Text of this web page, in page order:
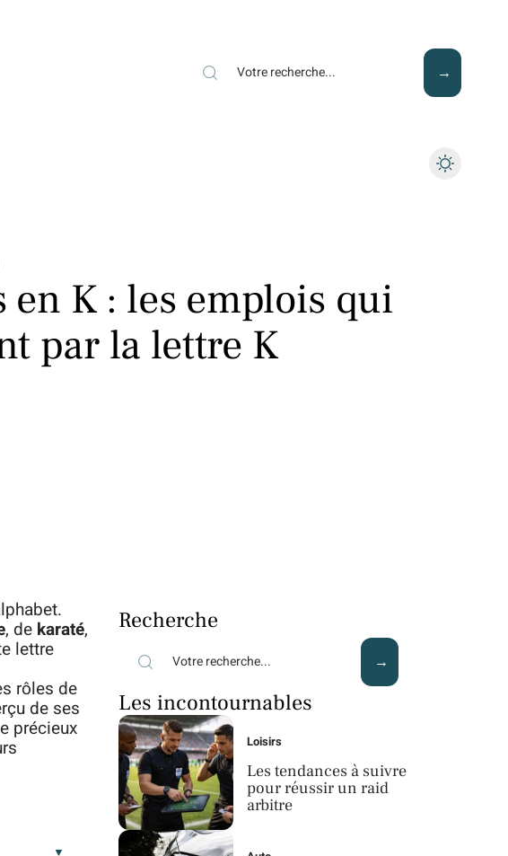
en K : les emplois qui
par la lettre K
, de karaté,
lettre
rôles de
de ses
précieux
Recherche
Les incontournables
Loisirs
Les tendances à suivre
pour réussir un raid
arbitre